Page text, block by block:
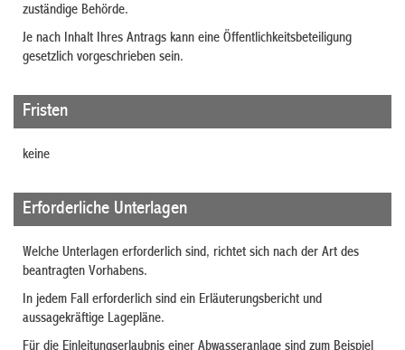
zuständige Behörde.
Je nach Inhalt Ihres Antrags kann eine Öffentlichkeitsbeteiligung
gesetzlich vorgeschrieben sein.
Fristen
keine
Erforderliche Unterlagen
Welche Unterlagen erforderlich sind, richtet sich nach der Art des
beantragten Vorhabens.
In jedem Fall erforderlich sind ein Erläuterungsbericht und
aussagekräftige Lagepläne.
Für die Einleitungserlaubnis einer Abwasseranlage sind zum Beispiel